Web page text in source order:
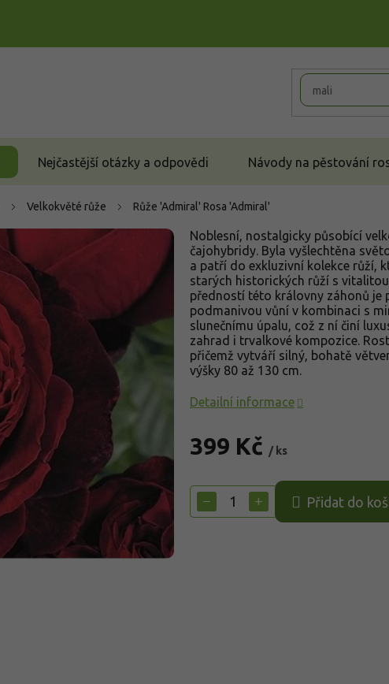
Nejčastější otázky a odpovědi Návody na pěstování
Velkokvěté růže Růže 'Admiral' Rosa 'Admiral'
399 Kč / ks
cena:
+
− Přidat do
Noblesní, nostalgicky působící
čajohybridy. Byla vyšlechtěna
a patří do exkluzivní kolekce růží,
starých historických růží s
předností této královny záhonů je
podmanivou vůní v kombinaci s
slunečnímu úpalu, což z ní činí
zahrad i trvalkové kompozice.
přičemž vytváří silný, bohatě
výšky 80 až 130 cm.
Detailní informace